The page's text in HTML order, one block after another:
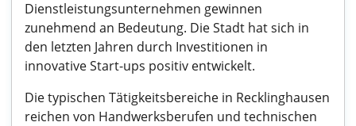
Dienstleistungsunternehmen gewinnen
zunehmend an Bedeutung. Die Stadt hat sich in
den letzten Jahren durch Investitionen in
innovative Start-ups positiv entwickelt.
Die typischen Tätigkeitsbereiche in Recklinghausen
reichen von Handwerksberufen und technischen